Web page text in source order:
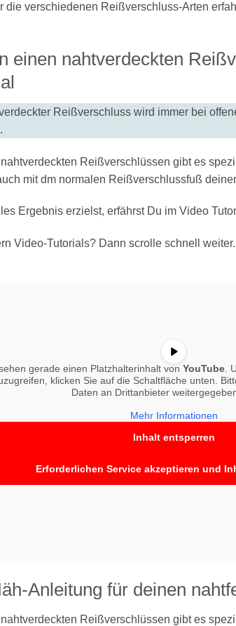
die verschiedenen Reißverschluss-Arten
einen nahtverdeckten
Reißverschluss wird immer bei
Reißverschlüssen gibt es
mit dm normalen Reißverschlussfuß
Ergebnis erzielst, erfährst Du im Video
Video-Tutorials? Dann scrolle schnell
gerade einen Platzhalterinhalt vonYouTube .
klicken Sie auf die Schaltfläche unten.
Daten an Drittanbieter
Mehr Informationen
Inhalt entsperren
Erforderlichen Service akzeptieren und
Anleitung für deinen
Reißverschlüssen gibt es